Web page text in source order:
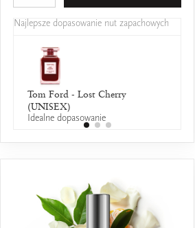
Najlepsze dopasowanie nut zapachowych
Tom Ford - Lost Cherry
(UNISEX)
Idealne dopasowanie